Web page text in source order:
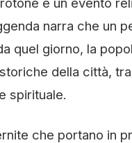
narra che un
quel giorno, la
della città,
spirituale.
che portano in